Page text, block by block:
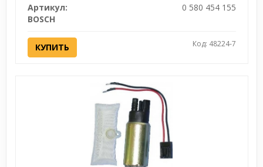
Артикул:
0 580 454 155
BOSCH
КУПИТЬ Код: 48224-7